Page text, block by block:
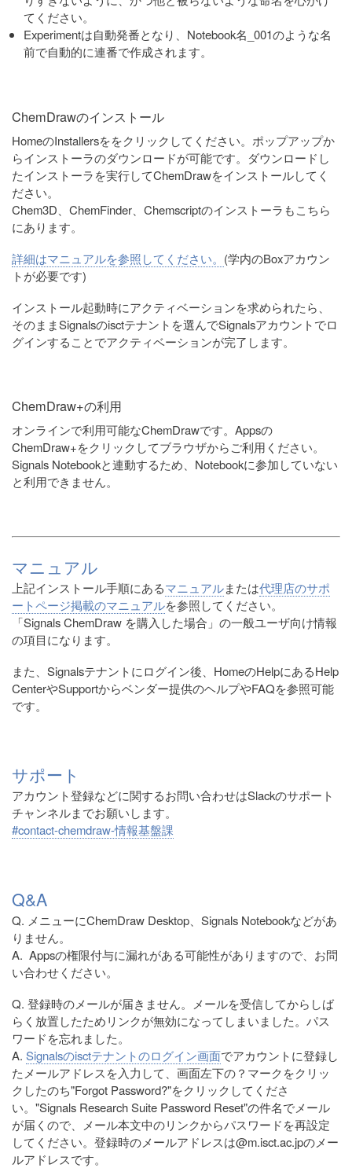
てください。
Experimentは自動発番となり、Notebook名_001のような名
前で自動的に連番で作成されます。
ChemDrawのインストール
HomeのInstallersををクリックしてください。ポップアップか
らインストーラのダウンロードが可能です。ダウンロードし
たインストーラを実行してChemDrawをインストールしてく
ださい。
Chem3D、ChemFinder、Chemscriptのインストーラもこちら
にあります。
詳細はマニュアルを参照してください。 (学内のBoxアカウン
トが必要です)
インストール起動時にアクティベーションを求められたら、
そのままSignalsのisctテナントを選んでSignalsアカウントでロ
グインすることでアクティベーションが完了します。
ChemDraw+の利用
オンラインで利用可能なChemDrawです。Appsの
ChemDraw+をクリックしてブラウザからご利用ください。
Signals Notebookと連動するため、Notebookに参加していない
と利用できません。
マニュアル
上記インストール手順にあるマニュアルまたは代理店のサポ
ートページ掲載のマニュアルを参照してください。
「Signals ChemDraw を購入した場合」の一般ユーザ向け情報
の項目になります。
また、Signalsテナントにログイン後、HomeのHelpにあるHelp
CenterやSupportからベンダー提供のヘルプやFAQを参照可能
です。
サポート
アカウント登録などに関するお問い合わせはSlackのサポート
チャンネルまでお願いします。
#contact-chemdraw-情報基盤課
Q&A
Q. メニューにChemDraw Desktop、Signals Notebookなどがあ
りません。
A. Appsの権限付与に漏れがある可能性がありますので、お問
い合わせください。
Q. 登録時のメールが届きません。メールを受信してからしば
らく放置したためリンクが無効になってしまいました。パス
ワードを忘れました。
A. Signalsのisctテナントのログイン画面でアカウントに登録し
たメールアドレスを入力して、画面左下の？マークをクリッ
クしたのち"Forgot Password?"をクリックしてくださ
い。"Signals Research Suite Password Reset"の件名でメール
が届くので、メール本文中のリンクからパスワードを再設定
してください。登録時のメールアドレスは@m.isct.ac.jpのメー
ルアドレスです。